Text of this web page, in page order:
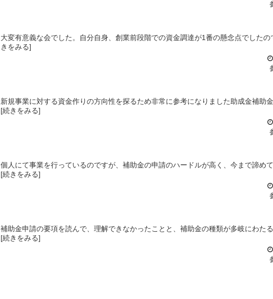
大変有意義な会でした。自分自身、創業前段階での資金調達が1番の懸念点でした
きをみる]
新規事業に対する資金作りの方向性を探るため非常に参考になりました助成金補助
[続きをみる]
個人にて事業を行っているのですが、補助金の申請のハードルが高く、今まで諦め
[続きをみる]
補助金申請の要項を読んで、理解できなかったことと、補助金の種類が多岐にわた
[続きをみる]